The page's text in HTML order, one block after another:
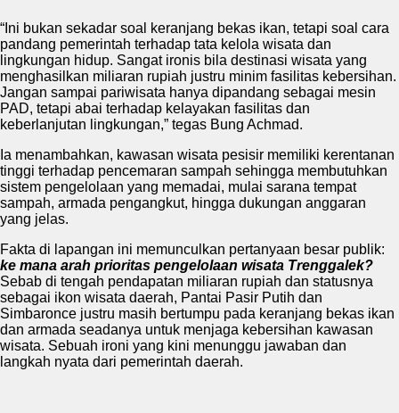
“Ini bukan sekadar soal keranjang bekas ikan, tetapi soal cara
pandang pemerintah terhadap tata kelola wisata dan
lingkungan hidup. Sangat ironis bila destinasi wisata yang
menghasilkan miliaran rupiah justru minim fasilitas kebersihan.
Jangan sampai pariwisata hanya dipandang sebagai mesin
PAD, tetapi abai terhadap kelayakan fasilitas dan
keberlanjutan lingkungan,” tegas Bung Achmad.
Ia menambahkan, kawasan wisata pesisir memiliki kerentanan
tinggi terhadap pencemaran sampah sehingga membutuhkan
sistem pengelolaan yang memadai, mulai sarana tempat
sampah, armada pengangkut, hingga dukungan anggaran
yang jelas.
Fakta di lapangan ini memunculkan pertanyaan besar publik:
ke mana arah prioritas pengelolaan wisata Trenggalek?
Sebab di tengah pendapatan miliaran rupiah dan statusnya
sebagai ikon wisata daerah, Pantai Pasir Putih dan
Simbaronce justru masih bertumpu pada keranjang bekas ikan
dan armada seadanya untuk menjaga kebersihan kawasan
wisata. Sebuah ironi yang kini menunggu jawaban dan
langkah nyata dari pemerintah daerah.